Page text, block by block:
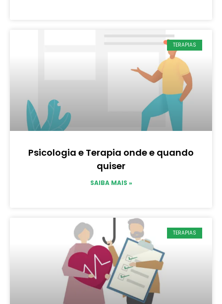
TERAPIAS
Psicologia e Terapia onde e quando
quiser
SAIBA MAIS »
TERAPIAS